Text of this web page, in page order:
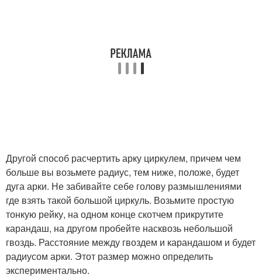
Другой способ расчертить арку циркулем, причем чем
больше вы возьмете радиус, тем ниже, положе, будет
дуга арки. Не забивайте себе голову размышлениями
где взять такой большой циркуль. Возьмите простую
тонкую рейку, на одном конце скотчем прикрутите
карандаш, на другом пробейте насквозь небольшой
гвоздь. Расстояние между гвоздем и карандашом и будет
радиусом арки. Этот размер можно определить
экспериментально.